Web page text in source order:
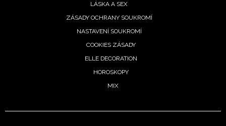
LÁSKA A SEX
ZÁSADY OCHRANY SOUKROMÍ
NASTAVENÍ SOUKROMÍ
COOKIES ZÁSADY
ELLE DECORATION
HOROSKOPY
MIX